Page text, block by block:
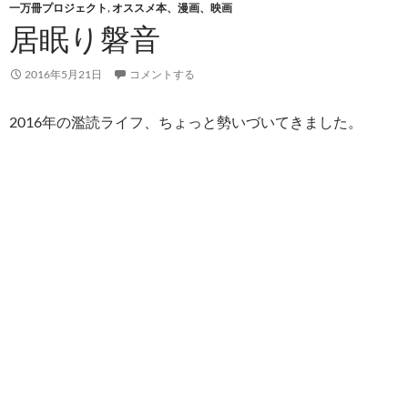
一万冊プロジェクト,オススメ本、漫画、映画
居眠り磐音
2016年5月21日 コメントする
2016年の濫読ライフ、ちょっと勢いづいてきました。